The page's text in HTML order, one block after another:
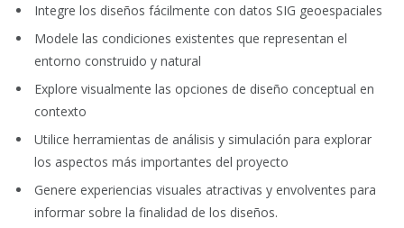
Integre los diseños fácilmente con datos SIG geoespaciales
Modele las condiciones existentes que representan el
entorno construido y natural
Explore visualmente las opciones de diseño conceptual en
contexto
Utilice herramientas de análisis y simulación para explorar
los aspectos más importantes del proyecto
Genere experiencias visuales atractivas y envolventes para
informar sobre la finalidad de los diseños.